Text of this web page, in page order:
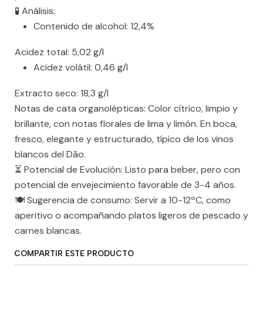
🧪 Análisis:
Contenido de alcohol: 12,4%
Acidez total: 5,02 g/l
Acidez volátil: 0,46 g/l
Extracto seco: 18,3 g/l
Notas de cata organolépticas: Color cítrico, limpio y
brillante, con notas florales de lima y limón. En boca,
fresco, elegante y estructurado, típico de los vinos
blancos del Dão.
⏳ Potencial de Evolución: Listo para beber, pero con
potencial de envejecimiento favorable de 3-4 años.
🍽️ Sugerencia de consumo: Servir a 10-12ºC, como
aperitivo o acompañando platos ligeros de pescado y
carnes blancas.
COMPARTIR ESTE PRODUCTO